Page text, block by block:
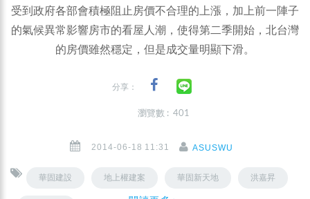
受到政府各部會積極阻止房價不合理的上漲，加上前一陣子
的氣候異常影響房市的看屋人潮，使得第二季開始，北台灣
的房價雖然穩定，但是成交量明顯下滑。
分享：
瀏覽數 : 401
2014-06-18 11:31 ASUSWU
華固建設 地上權建案 華固新天地 洪嘉昇